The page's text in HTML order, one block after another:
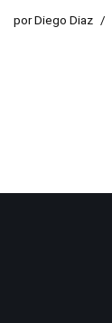
porDiego Diaz